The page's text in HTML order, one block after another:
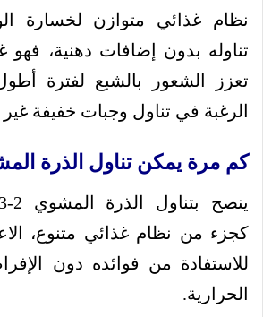
نظام غذائي متوازن لخسارة
تناوله بدون إضافات دهنية، فهو
تعزز الشعور بالشبع لفترة
الرغبة في تناول وجبات خفيفة
كم مرة يمكن تناول الذرة
كجزء من نظام غذائي متنوع،
للاستفادة من فوائده دون
الحرارية.